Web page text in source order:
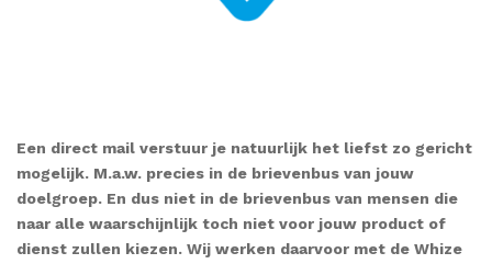
Een direct mail verstuur je natuurlijk het liefst zo gericht
mogelijk. M.a.w. precies in de brievenbus van jouw
doelgroep. En dus niet in de brievenbus van mensen die
naar alle waarschijnlijk toch niet voor jouw product of
dienst zullen kiezen. Wij werken daarvoor met de Whize